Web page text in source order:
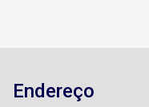
Endereço